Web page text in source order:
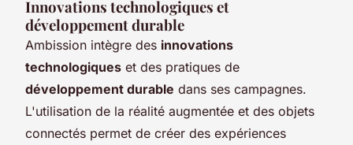
Innovations technologiques et
développement durable
Ambission intègre des innovations
technologiques et des pratiques de
développement durable dans ses campagnes.
L'utilisation de la réalité augmentée et des objets
connectés permet de créer des expériences